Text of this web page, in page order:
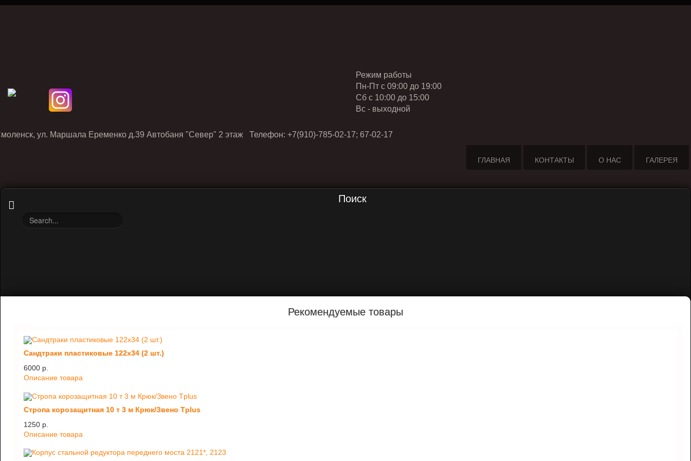
Режим работы
Пн-Пт с 09:00 до 19:00
Cб с 10:00 до 15:00
Вс - выходной
ул. Маршала Еременко д.39 Автобаня "Север" 2 этаж Телефон: +7(910)-785-02-17; 67-02-17
ГЛАВНАЯ КОНТАКТЫ О НАС ГАЛЕРЕЯ
Поиск
Рекомендуемые товары
Сандтраки пластиковые 122х34 (2 шт.)
6000 p.
Описание товара
Стропа корозащитная 10 т 3 м Крюк/Звено Tplus
1250 p.
Описание товара